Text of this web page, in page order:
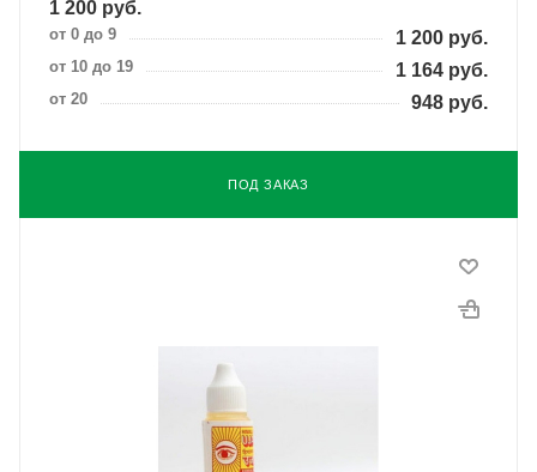
1 200 руб.
от 0 до 9 1 200 руб.
от 10 до 19 1 164 руб.
от 20 948 руб.
ПОД ЗАКАЗ